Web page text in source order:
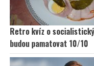
Retro kvíz o
budou pamatovat 10/10